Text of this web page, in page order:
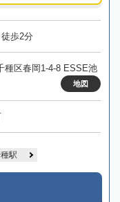
歩2分
種区春岡1-4-8 ESSE池
地図
駅